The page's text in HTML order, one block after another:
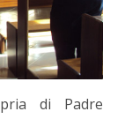
di Padre